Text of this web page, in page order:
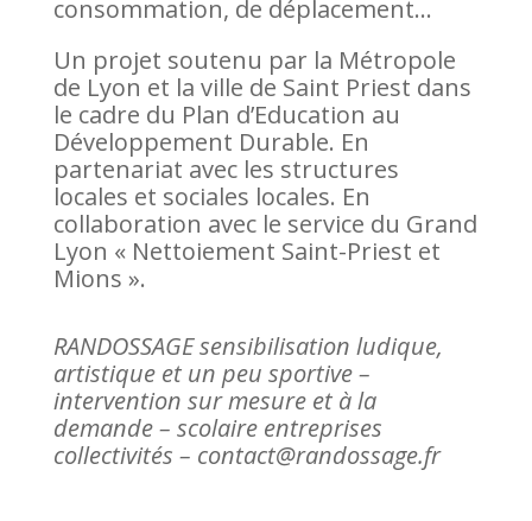
consommation, de déplacement…
Un projet soutenu par la Métropole
de Lyon et la ville de Saint Priest dans
le cadre du Plan d’Education au
Développement Durable. En
partenariat avec les structures
locales et sociales locales. En
collaboration avec le service du Grand
Lyon « Nettoiement Saint-Priest et
Mions ».
RANDOSSAGE sensibilisation ludique,
artistique et un peu sportive –
intervention sur mesure et à la
demande – scolaire entreprises
collectivités – contact@randossage.fr